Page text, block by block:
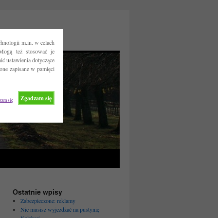
m.in. w celach
też stosować je
ustawienia dotyczące
zapisane w pamięci
Zgadzam się
się
Ostatnie wpisy
Zabezpieczone: reklamy
Nie musisz wyjeżdżać na pustynię